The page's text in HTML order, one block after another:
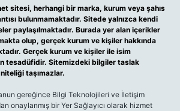
sitesi, herhangi bir marka, kurum veya şahıs
bulunmamaktadır. Sitede yalnızca kendi
paylaşılmaktadır. Burada yer alan içerikler
olup, gerçek kurum ve kişiler hakkında
Gerçek kurum ve kişiler ile isim
tesadüfidir. Sitemizdeki bilgiler taslak
taşımazlar.
gereğince Bilgi Teknolojileri ve İletişim
onaylanmış bir Yer Sağlayıcı olarak hizmet